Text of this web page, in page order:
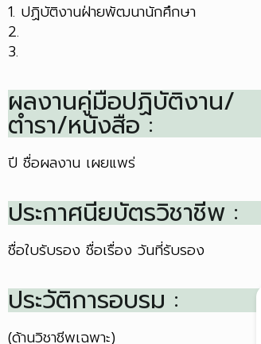
1. ปฏิบัติงานฝ่ายพัฒนานักศึกษา
2.
3.
ผลงานคู่มือปฏิบัติงาน/
ตำรา/หนังสือ :
ปี ชื่อผลงาน เผยแพร่
ประกาศนียบัตรวิชาชีพ :
ชื่อใบรับรอง ชื่อเรื่อง วันที่รับรอง
ประวัติการอบรม :
(ด้านวิชาชีพเฉพาะ)